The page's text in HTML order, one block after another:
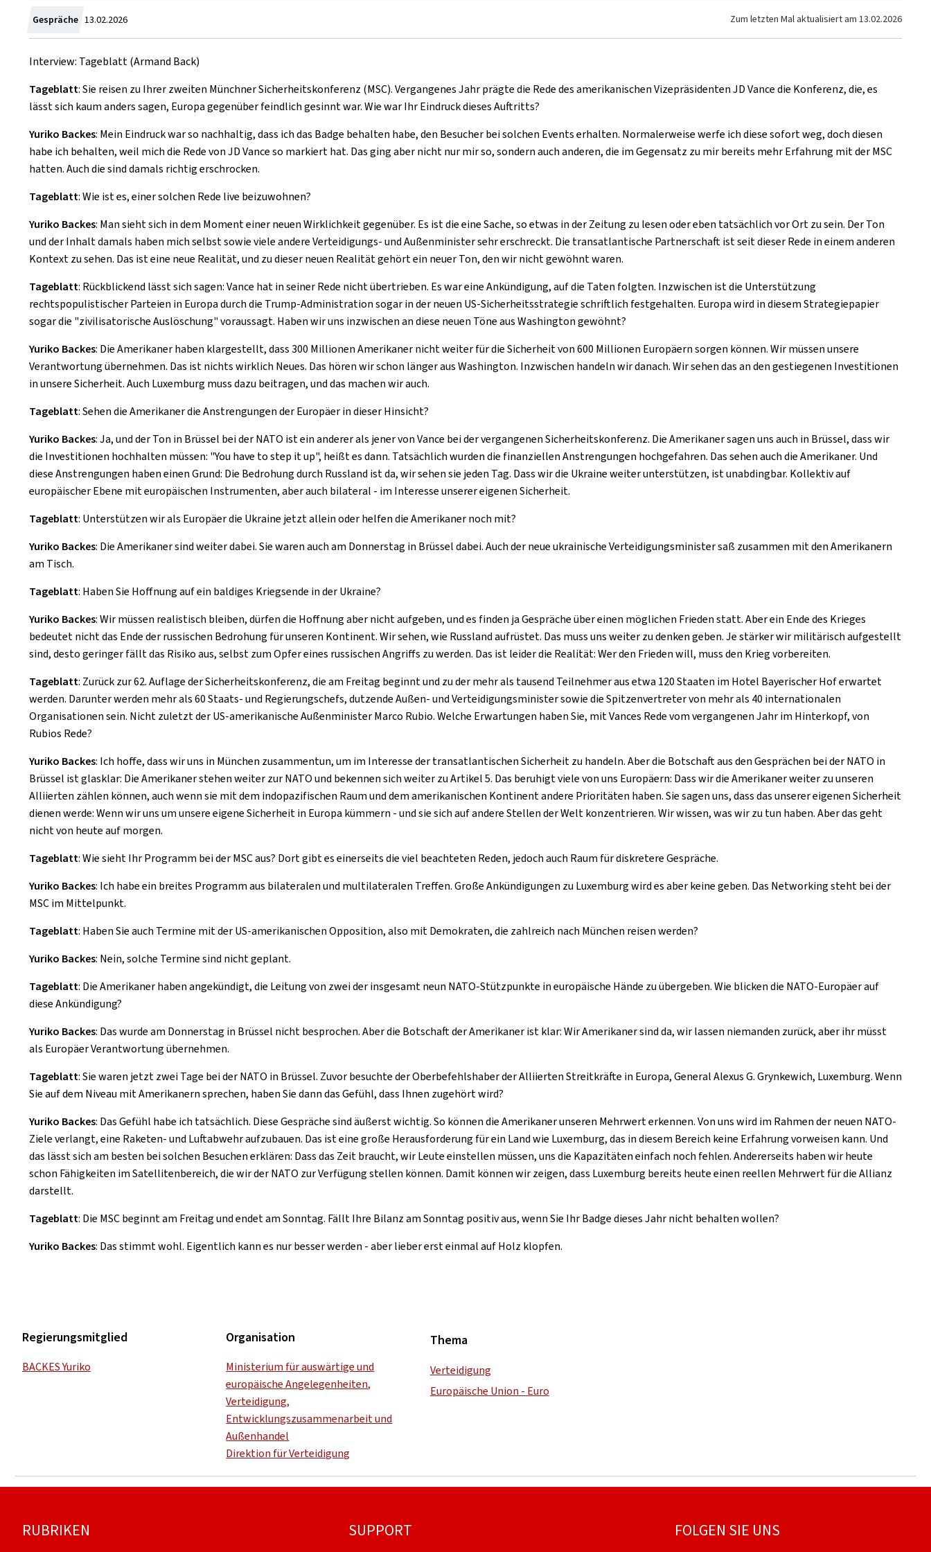
Gespräche Zum
13.02.2026 Zum letzten Mal aktualisiert am 13.02.2026
Interview: Tageblatt (Armand Back)
Tageblatt: Sie reisen zu Ihrer zweiten Münchner Sicherheitskonferenz (MSC). Vergangenes Jahr prägte die Rede des amerikanischen Vizepräsidenten JD Vance die Konferenz, die, es
lässt sich kaum anders sagen, Europa gegenüber feindlich gesinnt war. Wie war Ihr Eindruck dieses Auftritts?
Yuriko Backes: Mein Eindruck war so nachhaltig, dass ich das Badge behalten habe, den Besucher bei solchen Events erhalten. Normalerweise werfe ich diese sofort weg, doch diesen
habe ich behalten, weil mich die Rede von JD Vance so markiert hat. Das ging aber nicht nur mir so, sondern auch anderen, die im Gegensatz zu mir bereits mehr Erfahrung mit der MSC
hatten. Auch die sind damals richtig erschrocken.
Tageblatt: Wie ist es, einer solchen Rede live beizuwohnen?
Yuriko Backes: Man sieht sich in dem Moment einer neuen Wirklichkeit gegenüber. Es ist die eine Sache, so etwas in der Zeitung zu lesen oder eben tatsächlich vor Ort zu sein. Der Ton
und der Inhalt damals haben mich selbst sowie viele andere Verteidigungs- und Außenminister sehr erschreckt. Die transatlantische Partnerschaft ist seit dieser Rede in einem anderen
Kontext zu sehen. Das ist eine neue Realität, und zu dieser neuen Realität gehört ein neuer Ton, den wir nicht gewöhnt waren.
Tageblatt: Rückblickend lässt sich sagen: Vance hat in seiner Rede nicht übertrieben. Es war eine Ankündigung, auf die Taten folgten. Inzwischen ist die Unterstützung
rechtspopulistischer Parteien in Europa durch die Trump-Administration sogar in der neuen US-Sicherheitsstrategie schriftlich festgehalten. Europa wird in diesem Strategiepapier
sogar die "zivilisatorische Auslöschung" voraussagt. Haben wir uns inzwischen an diese neuen Töne aus Washington gewöhnt?
Yuriko Backes: Die Amerikaner haben klargestellt, dass 300 Millionen Amerikaner nicht weiter für die Sicherheit von 600 Millionen Europäern sorgen können. Wir müssen unsere
Verantwortung übernehmen. Das ist nichts wirklich Neues. Das hören wir schon länger aus Washington. Inzwischen handeln wir danach. Wir sehen das an den gestiegenen Investitionen
in unsere Sicherheit. Auch Luxemburg muss dazu beitragen, und das machen wir auch.
Tageblatt: Sehen die Amerikaner die Anstrengungen der Europäer in dieser Hinsicht?
Yuriko Backes: Ja, und der Ton in Brüssel bei der NATO ist ein anderer als jener von Vance bei der vergangenen Sicherheitskonferenz. Die Amerikaner sagen uns auch in Brüssel, dass wir
die Investitionen hochhalten müssen: "You have to step it up", heißt es dann. Tatsächlich wurden die finanziellen Anstrengungen hochgefahren. Das sehen auch die Amerikaner. Und
diese Anstrengungen haben einen Grund: Die Bedrohung durch Russland ist da, wir sehen sie jeden Tag. Dass wir die Ukraine weiter unterstützen, ist unabdingbar. Kollektiv auf
europäischer Ebene mit europäischen Instrumenten, aber auch bilateral - im Interesse unserer eigenen Sicherheit.
Tageblatt: Unterstützen wir als Europäer die Ukraine jetzt allein oder helfen die Amerikaner noch mit?
Yuriko Backes: Die Amerikaner sind weiter dabei. Sie waren auch am Donnerstag in Brüssel dabei. Auch der neue ukrainische Verteidigungsminister saß zusammen mit den Amerikanern
am Tisch.
Tageblatt: Haben Sie Hoffnung auf ein baldiges Kriegsende in der Ukraine?
Yuriko Backes: Wir müssen realistisch bleiben, dürfen die Hoffnung aber nicht aufgeben, und es finden ja Gespräche über einen möglichen Frieden statt. Aber ein Ende des Krieges
bedeutet nicht das Ende der russischen Bedrohung für unseren Kontinent. Wir sehen, wie Russland aufrüstet. Das muss uns weiter zu denken geben. Je stärker wir militärisch aufgestellt
sind, desto geringer fällt das Risiko aus, selbst zum Opfer eines russischen Angriffs zu werden. Das ist leider die Realität: Wer den Frieden will, muss den Krieg vorbereiten.
Tageblatt: Zurück zur 62. Auflage der Sicherheitskonferenz, die am Freitag beginnt und zu der mehr als tausend Teilnehmer aus etwa 120 Staaten im Hotel Bayerischer Hof erwartet
werden. Darunter werden mehr als 60 Staats- und Regierungschefs, dutzende Außen- und Verteidigungsminister sowie die Spitzenvertreter von mehr als 40 internationalen
Organisationen sein. Nicht zuletzt der US-amerikanische Außenminister Marco Rubio. Welche Erwartungen haben Sie, mit Vances Rede vom vergangenen Jahr im Hinterkopf, von
Rubios Rede?
Yuriko Backes: Ich hoffe, dass wir uns in München zusammentun, um im Interesse der transatlantischen Sicherheit zu handeln. Aber die Botschaft aus den Gesprächen bei der NATO in
Brüssel ist glasklar: Die Amerikaner stehen weiter zur NATO und bekennen sich weiter zu Artikel 5. Das beruhigt viele von uns Europäern: Dass wir die Amerikaner weiter zu unseren
Alliierten zählen können, auch wenn sie mit dem indopazifischen Raum und dem amerikanischen Kontinent andere Prioritäten haben. Sie sagen uns, dass das unserer eigenen Sicherheit
dienen werde: Wenn wir uns um unsere eigene Sicherheit in Europa kümmern - und sie sich auf andere Stellen der Welt konzentrieren. Wir wissen, was wir zu tun haben. Aber das geht
nicht von heute auf morgen.
Tageblatt: Wie sieht Ihr Programm bei der MSC aus? Dort gibt es einerseits die viel beachteten Reden, jedoch auch Raum für diskretere Gespräche.
Yuriko Backes: Ich habe ein breites Programm aus bilateralen und multilateralen Treffen. Große Ankündigungen zu Luxemburg wird es aber keine geben. Das Networking steht bei der
MSC im Mittelpunkt.
Tageblatt: Haben Sie auch Termine mit der US-amerikanischen Opposition, also mit Demokraten, die zahlreich nach München reisen werden?
Yuriko Backes: Nein, solche Termine sind nicht geplant.
Tageblatt: Die Amerikaner haben angekündigt, die Leitung von zwei der insgesamt neun NATO-Stützpunkte in europäische Hände zu übergeben. Wie blicken die NATO-Europäer auf
diese Ankündigung?
Yuriko Backes: Das wurde am Donnerstag in Brüssel nicht besprochen. Aber die Botschaft der Amerikaner ist klar: Wir Amerikaner sind da, wir lassen niemanden zurück, aber ihr müsst
als Europäer Verantwortung übernehmen.
Tageblatt: Sie waren jetzt zwei Tage bei der NATO in Brüssel. Zuvor besuchte der Oberbefehlshaber der Alliierten Streitkräfte in Europa, General Alexus G. Grynkewich, Luxemburg. Wenn
Sie auf dem Niveau mit Amerikanern sprechen, haben Sie dann das Gefühl, dass Ihnen zugehört wird?
Yuriko Backes: Das Gefühl habe ich tatsächlich. Diese Gespräche sind äußerst wichtig. So können die Amerikaner unseren Mehrwert erkennen. Von uns wird im Rahmen der neuen NATO-
Ziele verlangt, eine Raketen- und Luftabwehr aufzubauen. Das ist eine große Herausforderung für ein Land wie Luxemburg, das in diesem Bereich keine Erfahrung vorweisen kann. Und
das lässt sich am besten bei solchen Besuchen erklären: Dass das Zeit braucht, wir Leute einstellen müssen, uns die Kapazitäten einfach noch fehlen. Andererseits haben wir heute
schon Fähigkeiten im Satellitenbereich, die wir der NATO zur Verfügung stellen können. Damit können wir zeigen, dass Luxemburg bereits heute einen reellen Mehrwert für die Allianz
darstellt.
Tageblatt: Die MSC beginnt am Freitag und endet am Sonntag. Fällt Ihre Bilanz am Sonntag positiv aus, wenn Sie Ihr Badge dieses Jahr nicht behalten wollen?
Yuriko Backes: Das stimmt wohl. Eigentlich kann es nur besser werden - aber lieber erst einmal auf Holz klopfen.
Regierungsmitglied
BACKES Yuriko
Organisation
Ministerium für auswärtige und
europäische Angelegenheiten,
Verteidigung,
Entwicklungszusammenarbeit und
Außenhandel
Direktion für Verteidigung
Thema
Verteidigung
Europäische Union - Euro
Footer
RUBRIKEN SUPPORT FOLGEN SIE UNS